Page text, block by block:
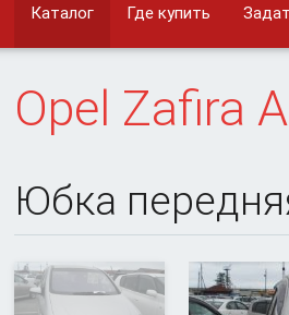
Каталог Где купить
Opel Zafira A
Юбка